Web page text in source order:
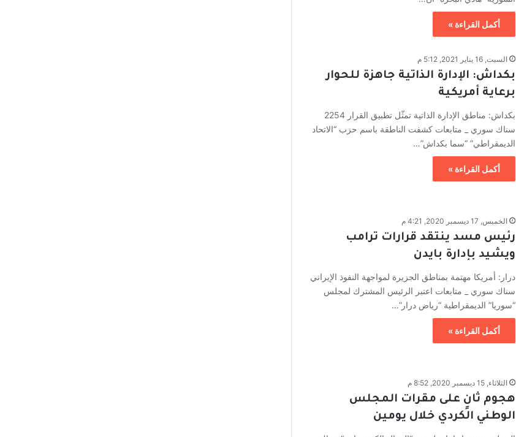
أكمل القراءة »
السبت, 16 يناير 2021, 5:12 م
بكداش: الإدارة الذاتية جاهزة للحوار
برعاية أمريكية
بكداش: مناطق الإدارة الذاتية تمثّل تطبيق القرار 2254
سناك سوري _ متابعات كشفت الناطقة باسم حزب “الاتحاد
الديمقراطي” “سما بكداش”…
أكمل القراءة »
الخميس, 17 ديسمبر 2020, 4:21 م
رئيس مسد ينتقد قرارات ترامب
ويشيد بإدارة بايدن
درار: أمريكا مهتمة بمناطق الجزيرة لمواجهة النفوذ الإيراني
سناك سوري _ متابعات اعتبر الرئيس المشترك لمجلس
“سوريا” الديمقراطية “رياض درار”…
أكمل القراءة »
الثلاثاء, 15 ديسمبر 2020, 8:52 م
هجوم ثانٍ على مقرات المجلس
الوطني الكردي خلال يومين